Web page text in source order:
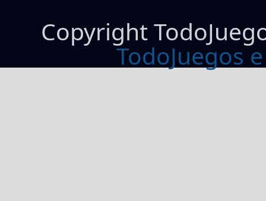
Copyright
TodoJuegos